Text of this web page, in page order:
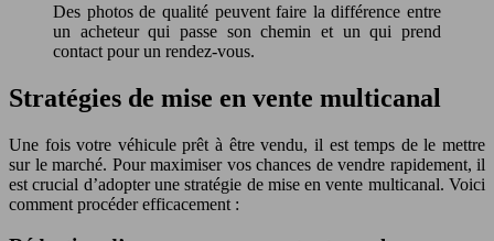
Des photos de qualité peuvent faire la différence entre
un acheteur qui passe son chemin et un qui prend
contact pour un rendez-vous.
Stratégies de mise en vente multicanal
Une fois votre véhicule prêt à être vendu, il est temps de le mettre
sur le marché. Pour maximiser vos chances de vendre rapidement, il
est crucial d’adopter une stratégie de mise en vente multicanal. Voici
comment procéder efficacement :